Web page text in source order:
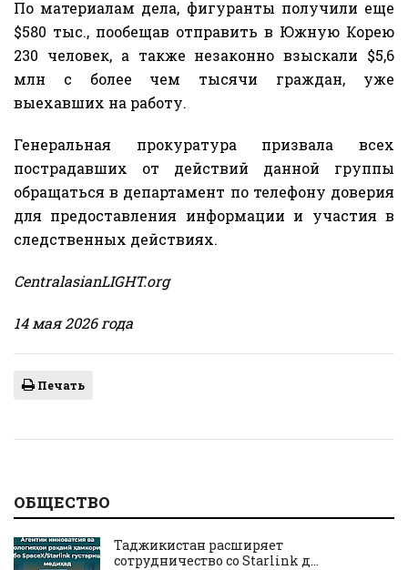
По материалам дела, фигуранты получили еще
$580 тыс., пообещав отправить в Южную Корею
230 человек, а также незаконно взыскали $5,6
млн с более чем тысячи граждан, уже
выехавших на работу.
Генеральная прокуратура призвала всех
пострадавших от действий данной группы
обращаться в департамент по телефону доверия
для предоставления информации и участия в
следственных действиях.
CentralasianLIGHT.org
14 мая 2026 года
Печать
ОБЩЕСТВО
Таджикистан расширяет
сотрудничество со Starlink д...